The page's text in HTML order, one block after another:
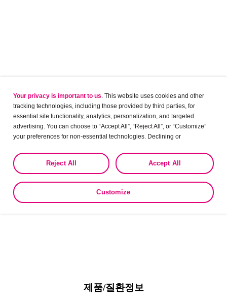
매달 업데이트 되는 다양한 온라인 강의,
실시간으로 참여해 보세요!
바로가기
제품/질환정보
Your privacy is important to us . This website uses cookies and other
tracking technologies, including those provided by third parties, for
essential site functionality, analytics, personalization, and targeted
advertising. You can choose to “Accept All”, “Reject All”, or “Customize”
your preferences for non-essential technologies. Declining or
the collection, use, storage, and disclosure of your data in other contexts
as described in the terms of our
Privacy Policy Accept All
Reject All
Customize